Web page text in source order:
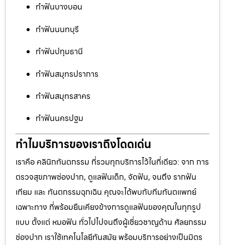
ทำฟันบางบอน
ทำฟันนนทบุรี
ทำฟันปทุมธานี
ทำฟันสมุทรปราการ
ทำฟันสมุทรสาคร
ทำฟันนครปฐม
ทำไมบริการของเราถึงโดดเด่น
เราคือ คลินิกทันตกรรม ที่รวมทุกบริการไว้ในที่เดียว: จาก การ
ตรวจสุขภาพช่องปาก, ดูแลฟันเด็ก, จัดฟัน, จนถึง รากฟัน
เทียม และ ทันตกรรมฉุกเฉิน คุณจะได้พบกับทีมทันตแพทย์
เฉพาะทาง ที่พร้อมยืนเคียงข้างการดูแลฟันของคุณในทุกรูป
แบบ ตั้งแต่ หมอฟัน ทั่วไปไปจนถึงผู้เชี่ยวชาญด้าน ศัลยกรรม
ช่องปาก เราใช้เทคโนโลยีทันสมัย พร้อมบริการอย่างเป็นมิตร